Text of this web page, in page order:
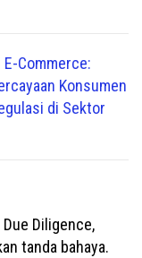
Commerce:
Konsumen
di Sektor
Diligence,
tanda bahaya.